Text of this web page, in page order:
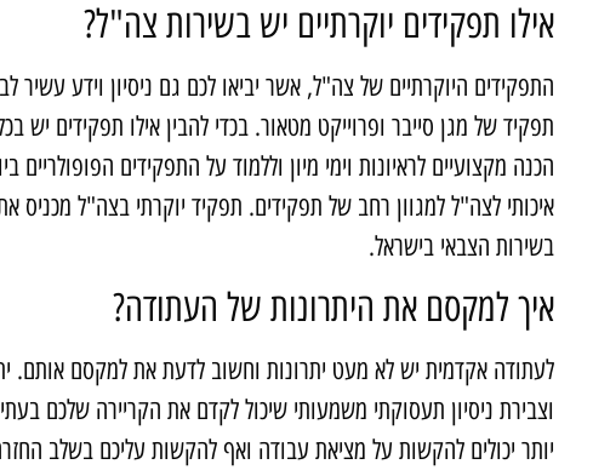
אילו תפקידים יוקרתיים יש בשירות צה"ל?
התפקידים היוקרתיים של צה"ל, אשר יביאו לכם גם ניסיון וידע עשיר
תפקיד של מגן סייבר ופרוייקט מטאור. בכדי להבין אילו תפקידים יש
הכנה מקצועיים לראיונות וימי מיון וללמוד על התפקידים
איכותי לצה"ל למגוון רחב של תפקידים. תפקיד יוקרתי בצה"ל מכניס
בשירות הצבאי בישראל.
איך למקסם את היתרונות של העתודה?
לעתודה אקדמית יש לא מעט יתרונות וחשוב לדעת את למקסם אותם.
וצבירת ניסיון תעסוקתי משמעותי שיכול לקדם את הקריירה שלכם
יותר יכולים להקשות על מציאת עבודה ואף להקשות עליכם בשלב